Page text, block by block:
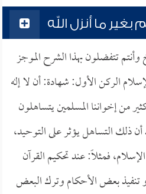
ما أنزل الله
تتفضلون بهذا الشرح الموجز
الركن الأول: شهادة: أن لا إله
من إخواننا المسلمين يتساهلون
ذلك التساهل يؤثر على التوحيد،
فمثلاً: عند تحكيم القرآن
تنفيذ بعض الأحكام وترك البعض